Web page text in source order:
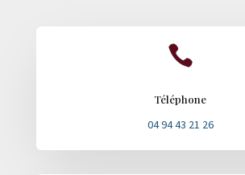

Téléphone
04 94 43 21 26